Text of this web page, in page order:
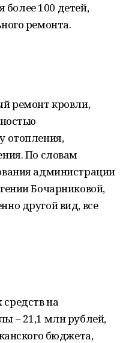
более 100 детей,
ремонта.
ремонт кровли,
отопления,
По словам
администрации
Бочарниковой,
другой вид, все
на
– 21,1 млн рублей,
бюджета,